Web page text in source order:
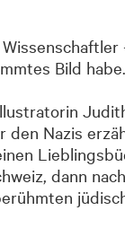
Bild
den Nazis
dann